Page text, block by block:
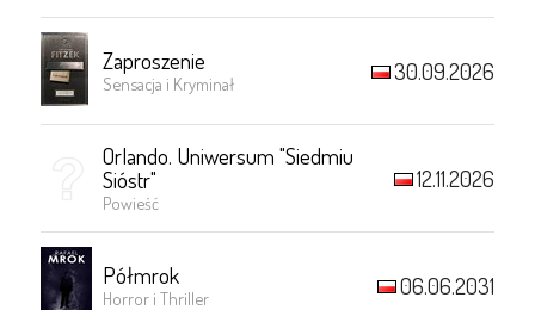
Zaproszenie
Sensacja i Kryminał 30.09.2026
Orlando. Uniwersum "Siedmiu
Sióstr"
Powieść
12.11.2026
Półmrok
Horror i Thriller 06.06.2031